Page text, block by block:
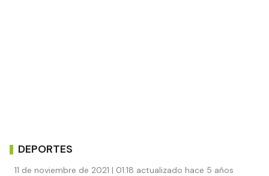
DEPORTES
11 de noviembre de 2021 | 01:18 actualizado hace 5 años